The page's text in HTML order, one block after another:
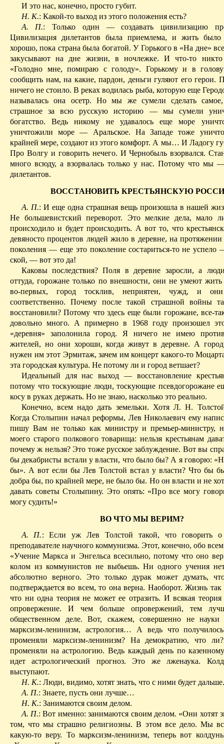
И это нас, конечно, просто губит.
Н. К.: Какой-то выход из этого положения есть?
А. П.: Только один — создавать цивилизацию
Цивилизация дилетантов была приемлема, и жить
хорошо, пока страна была богатой. У Горького в «На дне»
закусывают на дне жизни, в ночлежке. И что-то никто
«Голодно мне, помираю с голоду». Горькому и в
сообщить нам, на какие, пардон, деньги гуляют его герои.
ничего не стоило. В реках водилась рыба, которую еще
называлась она осетр. Но мы же сумели сделать
страшное за всю русскую историю — мы сумели
богатство. Ведь никому не удавалось еще море
уничтожили море — Аральское. На Западе тоже
крайней мере, создают из этого комфорт. А мы… И Ладогу
Про Волгу и говорить нечего. И Чернобыль взорвался.
много всюду, а взорвалась только у нас. Потому что мы
дилетантов.
ВОССТАНОВИТЬ КРЕСТЬЯНСКУЮ
А. П.: И еще одна страшная вещь произошла в нашей
Не большевистский переворот. Это мелкие дела, мало
происходило и будет происходить. А вот то, что
девяносто процентов людей жило в деревне, на
поколения — еще это поколение состариться-то не успело
ской, — вот это да!
Каковы последствия? Поля в деревне заросли, а
оттуда, горожане только по внешности, они не умеют
во-первых, город тосклив, неприятен, чужд, и
соответственно. Почему после такой страшной войны
восстановили? Потому что здесь еще были горожане, все-
довольно много. А примерно в 1968 году произошел
«деревня» заполонила город. Я ничего не имею
жителей, но они хороши, когда живут в деревне. А
нужен им этот Эрмитаж, зачем им концерт какого-то
эта городская культура. Не потому ли и город ветшает?
Идеальный для нас выход — восстановление
потому что тоскующие люди, тоскующие псевдогорожане
косу в руках держать. Но не знаю, насколько это реально.
Конечно, всем надо дать земельки. Хотя Л. Н.
Когда Столыпин начал реформы, Лев Николаевич ему
пишу Вам не только как министру и премьер-министру,
моего старого полкового товарища: нельзя крестьянам
почему ж нельзя? Это тоже русское заблуждение. Вот вы
бы декабристы встали у власти, что было бы? А я говорю:
бы». А вот если бы Лев Толстой встал у власти? Что бы
добра бы, по крайней мере, не было бы. Но он власти и не
давать советы Столыпину. Это опять: «Про все могу
могу судить!»
ВО ЧТО МЫ ВЕРИМ?
А. П.: Если уж Лев Толстой такой, что говорить о
преподавателе научного коммунизма. Этот, конечно, обо
«Учение Маркса и Энгельса всесильно, потому что оно
колом из коммунистов не выбьешь. Ни одного учения нет
абсолютно верного. Это только дурак может думать,
подтверждается во всем, то она верна. Наоборот. Жизнь так
что ни одна теория не может ее отразить. И всякая
опровержение. И чем больше опровержений, тем
общественном деле. Вот, скажем, совершенно не
марксизм-ленинизм, астрология… А
ведь что
променяли марксизм-ленинизм? На демократию, что
променяли на астрологию. Ведь каждый день по
идет астрологический прогноз. Это же лженаука.
выступают.
Н. К.: Люди, видимо, хотят знать, что с ними будет дальше.
А. П.: Знаете, пусть они лучше…
Н. К.: Занимаются своим делом.
А. П.: Вот именно: занимаются своим делом. «Они хотят
том, что мы страшно религиозны. В этом все дело. Мы
какую-то веру. То марксизм-ленинизм, теперь вот